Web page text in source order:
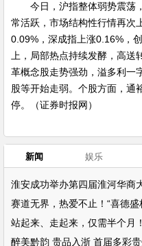
今日，沪指整体弱势震荡
常活跃，市场结构性行情再次
0.09%，深成指上涨0.16%，
上，局部热点持续发酵，高
革概念股走势强劲，溢多利一
股等开始走弱。个股方面，通
停。（证券时报网）
新闻 娱乐
赛道无界，热爱不止！“喜德
醉美黔韵 贵品入浙 首届多彩